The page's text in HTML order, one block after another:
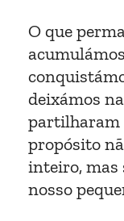
O que
deixámos
partilharam
propósito
inteiro, mas
nosso